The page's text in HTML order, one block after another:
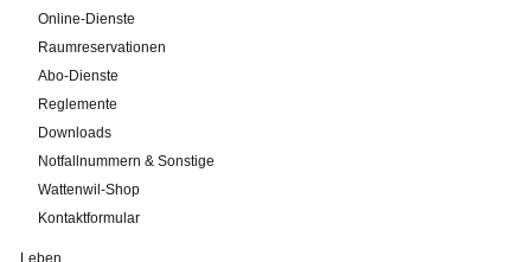
Online-Dienste
Raumreservationen
Abo-Dienste
Reglemente
Downloads
Notfallnummern & Sonstige
Wattenwil-Shop
Kontaktformular
Leben